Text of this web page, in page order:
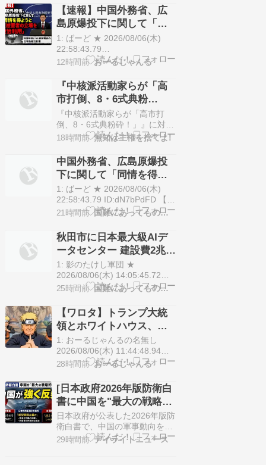
るからお互いの政府にと
って都合がいいんだよ」
ったが、白書では首脳・政府レ
ベルにおける対韓関係の重要性
も強調された。 韓国の外交部は
火曜日、日本が最新の防衛白書
において韓国最東端の島である
独島（竹島）に対する領有…
【速報】中国外務省、広
島原爆投下に関して「同
情を得ようと核被害者の
立場を政治利用」
1: ばーど ★ 2026/08/06(木)
22:58:43.79
ID:ID:dN7bPdFD【北京時事】
は、広島への原爆投下に関して
「日本の右派勢力は国際的な同
情を得ようと『核の被害者』の
立場を政治利用している」と主
張した。国営新華社通信記者の
質問…
12時間前 おーるじゃんる
『中核派活動家らが「高
市打倒、8・6式典粉
砕！」』に対する意見
『中核派活動家らが「高市打
倒、8・6式典粉砕！」』に対す
る意見
entry-4530.html＞帝国主義者ど
もを打倒するのは分かったが、
「中国侵略戦争、世界核戦争を
止めよう！」とは誰に向かって
言っているので…
18時間前 無知は主権を捨てよ!
中国外務省、広島原爆投
下に関して「同情を得よ
うと核被害者の立場を政
治利用」[8/6]
1: ばーど ★ 2026/08/06(木)
22:58:43.79 ID:dN7bPdFD 【北
京時事】中国外務省の林剣副報
関して「日本の右派勢力は国際
的な同情を得ようと『核の被害
者』の立場を政治利用してい
る」と主張した。 国営新華社通
信記者の質問…
21時間前 国難にあってもの申す！！
秋田市に日本最大級AIデ
ータセンター 建設費2兆
円、アラブ首長国連邦
（UAE）が投資へ [8/6]
1: 影のたけし軍団 ★
2026/08/06(木) 14:05:45.72
ID:??? TID:gundan 日米企業や
級の人工知能（AI）向けデータ
センターを建設する。 アラブ首
長国連邦（UAE）などが投資す
る方向で協議しており、整備費
は2兆円…
25時間前 国難にあってもの申す！！
【ワロタ】トランプ大統
領とホワイトハウス、ナ
ルトに自分の顔を合成し
て投稿 日本政府が苦言
「公的機関であっても許
1: おーるじゃんるの名無し
2026/08/06(木) 11:44:48.94
ID:i3MlsK1LEL米国のドナル
ハウスが、国政PRのためにSNS
投稿へ日本のアニメキャラクタ
ーを無断使用したとして、日本
政府が抗議していたことが分か
った。毎日新聞に…
28時間前 おーるじゃんる
[日本政府2026年版防衛白
書に中国を"最大の戦略的
挑戦”と明記] 中国強く反
発...
日本政府が公表した2026年版防
衛白書で、中国の軍事動向を
「最大の戦略的挑戦」と位置付
29時間前 デイライトニュース